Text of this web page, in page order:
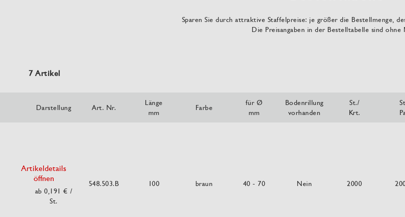
Sparen Sie durch attraktive Staffelpreise: je größer die Bestellmenge,
Die Preisangaben in der Bestelltabelle sind ohne
7 Artikel
Darstellung Art. Nr.
Länge
mm
Farbe
für Ø
mm
Bodenrillung
vorhanden
St./
Krt.
Artikeldetails
öffnen
ab 0,191 € /
St.
548.503.B 100 braun 40 - 70 Nein 2000